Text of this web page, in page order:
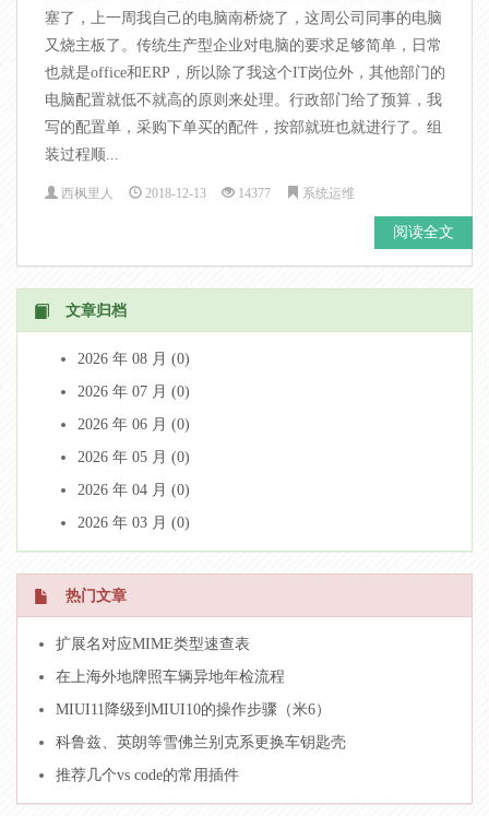
塞了，上一周我自己的电脑南桥烧了，这周公司同事的电脑
又烧主板了。传统生产型企业对电脑的要求足够简单，日常
也就是office和ERP，所以除了我这个IT岗位外，其他部门的
电脑配置就低不就高的原则来处理。行政部门给了预算，我
写的配置单，采购下单买的配件，按部就班也就进行了。组
装过程顺...
西枫里人 2018-12-13 14377 系统运维
阅读全文
文章归档
2026 年 08 月 (0)
2026 年 07 月 (0)
2026 年 06 月 (0)
2026 年 05 月 (0)
2026 年 04 月 (0)
2026 年 03 月 (0)
热门文章
扩展名对应MIME类型速查表
在上海外地牌照车辆异地年检流程
MIUI11降级到MIUI10的操作步骤（米6）
科鲁兹、英朗等雪佛兰别克系更换车钥匙壳
推荐几个vs code的常用插件